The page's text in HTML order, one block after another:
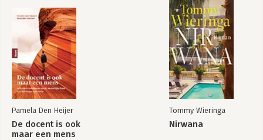
Tegen de zon in
kijken
Dicht bij het einde,
terug naar het
begin
Pamela Den Heijer
De docent is ook
maar een mens
Tommy Wieringa
Nirwana